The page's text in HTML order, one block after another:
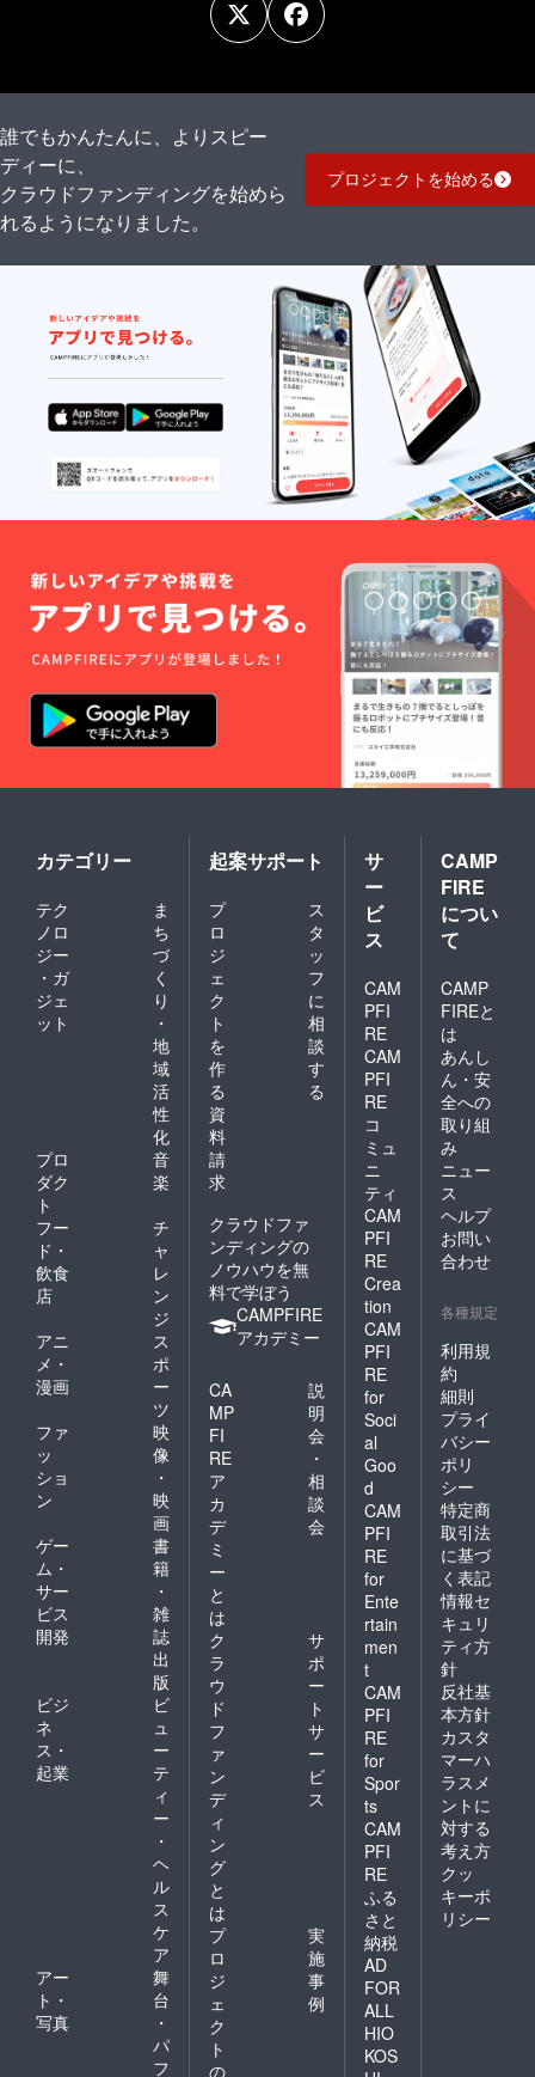
誰でもかんたんに、よりスピー
ディーに、
クラウドファンディングを始めら
れるようになりました。
プロジェクトを始める
カテゴリー
テク
ノロ
ジー
・ガ
ジェ
ット
ま
ち
づ
く
り
・
地
域
活
性
化
プロ
ダク
ト
音
楽
フー
ド・
飲食
店
チ
ャ
レ
ン
ジ
アニ
メ・
漫画
ス
ポ
ー
ツ
ファ
ッ
ショ
ン
映
像
・
映
画
ゲー
ム・
サー
ビス
開発
書
籍
・
雑
誌
出
版
ビジ
ネ
ス・
起業
ビ
ュ
ー
テ
ィ
ー
・
ヘ
ル
ス
ケ
ア
アー
ト・
写真
舞
台
・
パ
フ
起案サポート
プ
ロ
ジ
ェ
ク
ト
を
作
る
ス
タ
ッ
フ
に
相
談
す
る
資
料
請
求
クラウドファ
ンディングの
ノウハウを無
料で学ぼう
CAMPFIRE
アカデミー
CA
MP
FI
RE
ア
カ
デ
ミ
ー
と
は
説
明
会
・
相
談
会
ク
ラ
ウ
ド
フ
ァ
ン
デ
ィ
ン
グ
と
は
サ
ポ
ー
ト
サ
ー
ビ
ス
プ
ロ
ジ
ェ
ク
ト
の
実
施
事
例
サ
ー
ビ
ス
CAM
PFI
RE
CAM
PFI
RE
コ
ミュ
ニ
ティ
CAM
PFI
RE
Crea
tion
CAM
PFI
RE
for
Soci
al
Goo
d
CAM
PFI
RE
for
Ente
rtain
men
t
CAM
PFI
RE
for
Spor
ts
CAM
PFI
RE
ふる
さと
納税
AD
FOR
ALL
HIO
KOS
CAMP
FIRE
につい
て
CAMP
FIREと
は
あんし
ん・安
全への
取り組
み
ニュー
ス
ヘルプ
お問い
合わせ
各種規定
利用規
約
細則
プライ
バシー
ポリ
シー
特定商
取引法
に基づ
く表記
情報セ
キュリ
ティ方
針
反社基
本方針
カスタ
マーハ
ラスメ
ントに
対する
考え方
クッ
キーポ
リシー